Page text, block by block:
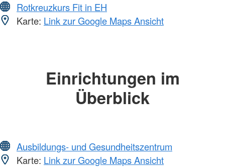
Rotkreuzkurs Fit in EH
Karte: Link zur Google Maps Ansicht
Einrichtungen im
Überblick
Ausbildungs- und Gesundheitszentrum
Karte: Link zur Google Maps Ansicht